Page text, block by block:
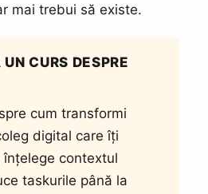
mai trebui să existe.
CURS DESPRE
cum transformi
digital care îți
contextul
taskurile până la